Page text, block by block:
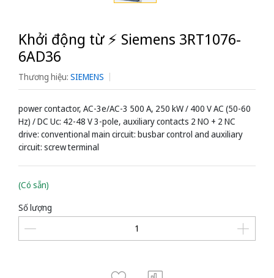
Khởi động từ ⚡️ Siemens 3RT1076-
6AD36
Thương hiệu: SIEMENS
power contactor, AC-3e/AC-3 500 A, 250 kW / 400 V AC (50-60
Hz) / DC Uc: 42-48 V 3-pole, auxiliary contacts 2 NO + 2 NC
drive: conventional main circuit: busbar control and auxiliary
circuit: screw terminal
(Có sẵn)
Số lượng